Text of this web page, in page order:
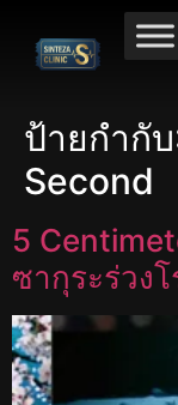
ป้ายกำกั
Second
5
ซากุระร่วง